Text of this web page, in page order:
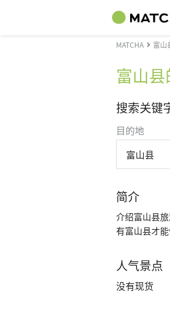
MATCHA 富山
富山
搜索关键
目的地
富山县
简介
介绍富山县
有富山县才
人气景点
没有现货